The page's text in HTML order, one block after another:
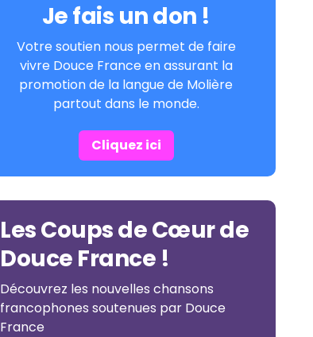
Je fais un don !
Votre soutien nous permet de faire
vivre Douce France en assurant la
promotion de la langue de Molière
partout dans le monde.
Cliquez ici
Les Coups de Cœur de
Douce France !
Découvrez les nouvelles chansons
francophones soutenues par Douce
France